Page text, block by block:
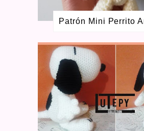
MARZO 2020
SEPTIEMBRE 2019
AGOSTO 2019
3
JULIO 2019
1
ENERO 2019
1
AGOSTO 2018
1
JULIO 2018
1
JUNIO 2018
1
ABRIL 2018
1